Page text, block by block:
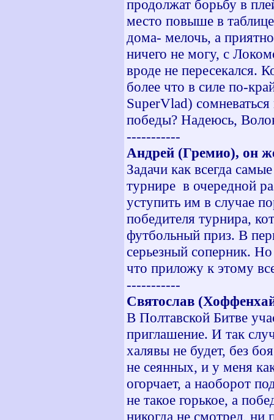
продолжат борьбу в
место повыше в
дома- мелочь, а
ничего не могу, с
вроде не пересекался.
более что в силе по-
SuperVlad)
победы? Надеюсь,
-----------
Андрей (Гремио), он
Задачи как всегда
турнире в очередной
уступить им в случае
победителя турнира,
футбольный приз. В
серьезный соперник.
что приложу к этому
-----------
Святослав
В Полтавской Битве
приглашение. И так
халявы не будет, без
не сеянных, и у меня
огорчает, а наоборот
не такое горькое, а
никогда не смотрел, ни